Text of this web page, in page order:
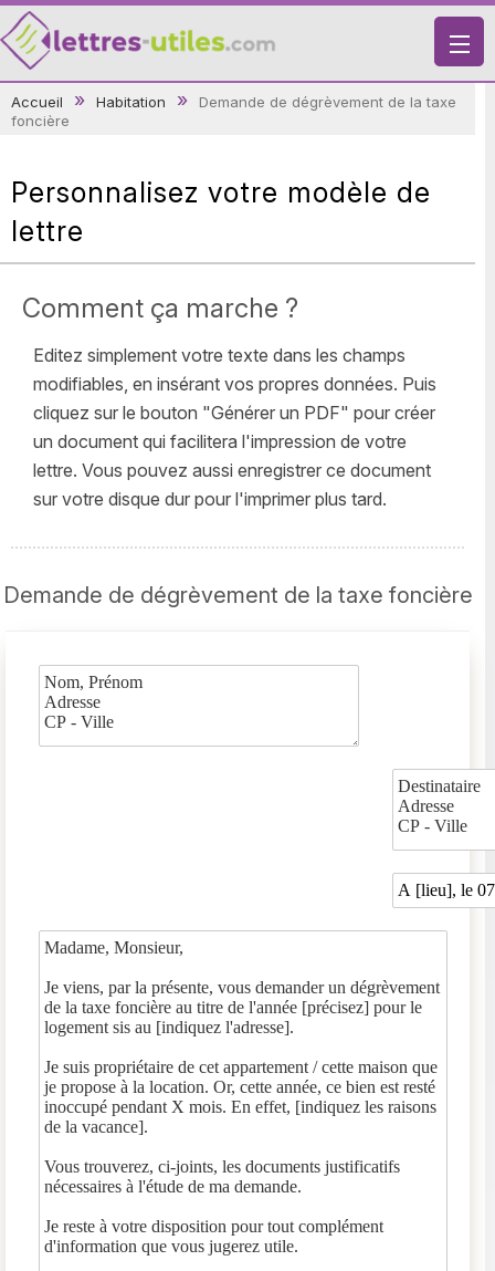
X
LETTRES DE MOTIVATION
Accueil Habitation
Demande de dégrèvement de la taxe
foncière
Personnalisez votre modèle de
lettre
Comment ça marche ?
Editez simplement votre texte dans les champs
modifiables, en insérant vos propres données. Puis
cliquez sur le bouton "Générer un PDF" pour créer
un document qui facilitera l'impression de votre
lettre. Vous pouvez aussi enregistrer ce document
sur votre disque dur pour l'imprimer plus tard.
Demande de dégrèvement de la taxe foncière